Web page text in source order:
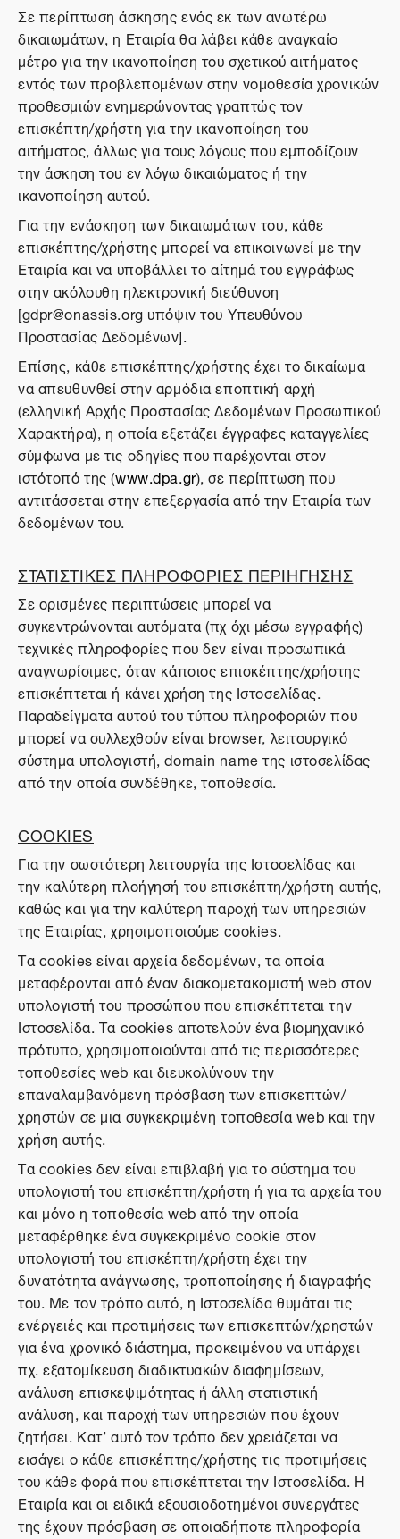
Σε περίπτωση άσκησης ενός εκ των ανωτέρω
δικαιωμάτων, η Εταιρία θα λάβει κάθε αναγκαίο
μέτρο για την ικανοποίηση του σχετικού αιτήματος
εντός των προβλεπομένων στην νομοθεσία χρονικών
προθεσμιών ενημερώνοντας γραπτώς τον
επισκέπτη/χρήστη για την ικανοποίηση του
αιτήματος, άλλως για τους λόγους που εμποδίζουν
την άσκηση του εν λόγω δικαιώματος ή την
ικανοποίηση αυτού.
Για την ενάσκηση των δικαιωμάτων του, κάθε
επισκέπτης/χρήστης μπορεί να επικοινωνεί με την
Εταιρία και να υποβάλλει το αίτημά του εγγράφως
στην ακόλουθη ηλεκτρονική διεύθυνση
[gdpr@onassis.org υπόψιν του Υπευθύνου
Προστασίας Δεδομένων].
Επίσης, κάθε επισκέπτης/χρήστης έχει το δικαίωμα
να απευθυνθεί στην αρμόδια εποπτική αρχή
(ελληνική Αρχής Προστασίας Δεδομένων Προσωπικού
Χαρακτήρα), η οποία εξετάζει έγγραφες καταγγελίες
σύμφωνα με τις οδηγίες που παρέχονται στον
ιστότοπό της (www.dpa.gr), σε περίπτωση που
αντιτάσσεται στην επεξεργασία από την Εταιρία των
δεδομένων του.
ΣΤΑΤΙΣΤΙΚΕΣ ΠΛΗΡΟΦΟΡΙΕΣ ΠΕΡΙΗΓΗΣΗΣ
Σε ορισμένες περιπτώσεις μπορεί να
συγκεντρώνονται αυτόματα (πχ όχι μέσω εγγραφής)
τεχνικές πληροφορίες που δεν είναι προσωπικά
αναγνωρίσιμες, όταν κάποιος επισκέπτης/χρήστης
επισκέπτεται ή κάνει χρήση της Ιστοσελίδας.
Παραδείγματα αυτού του τύπου πληροφοριών που
μπορεί να συλλεχθούν είναι browser, λειτουργικό
σύστημα υπολογιστή, domain name της ιστοσελίδας
από την οποία συνδέθηκε, τοποθεσία.
COOKIES
Για την σωστότερη λειτουργία της Ιστοσελίδας και
την καλύτερη πλοήγησή του επισκέπτη/χρήστη αυτής,
καθώς και για την καλύτερη παροχή των υπηρεσιών
της Εταιρίας, χρησιμοποιούμε cookies.
Τα cookies είναι αρχεία δεδομένων, τα οποία
μεταφέρονται από έναν διακομετακομιστή web στον
υπολογιστή του προσώπου που επισκέπτεται την
Ιστοσελίδα. Τα cookies αποτελούν ένα βιομηχανικό
πρότυπο, χρησιμοποιούνται από τις περισσότερες
τοποθεσίες web και διευκολύνουν την
επαναλαμβανόμενη πρόσβαση των επισκεπτών/
χρηστών σε μια συγκεκριμένη τοποθεσία web και την
χρήση αυτής.
Τα cookies δεν είναι επιβλαβή για το σύστημα του
υπολογιστή του επισκέπτη/χρήστη ή για τα αρχεία του
και μόνο η τοποθεσία web από την οποία
μεταφέρθηκε ένα συγκεκριμένο cookie στον
υπολογιστή του επισκέπτη/χρήστη έχει την
δυνατότητα ανάγνωσης, τροποποίησης ή διαγραφής
του. Με τον τρόπο αυτό, η Ιστοσελίδα θυμάται τις
ενέργειές και προτιμήσεις των επισκεπτών/χρηστών
για ένα χρονικό διάστημα, προκειμένου να υπάρχει
πχ. εξατομίκευση διαδικτυακών διαφημίσεων,
ανάλυση επισκεψιμότητας ή άλλη στατιστική
ανάλυση, και παροχή των υπηρεσιών που έχουν
ζητήσει. Κατ’ αυτό τον τρόπο δεν χρειάζεται να
εισάγει ο κάθε επισκέπτης/χρήστης τις προτιμήσεις
του κάθε φορά που επισκέπτεται την Ιστοσελίδα. Η
Εταιρία και οι ειδικά εξουσιοδοτημένοι συνεργάτες
της έχουν πρόσβαση σε οποιαδήποτε πληροφορία